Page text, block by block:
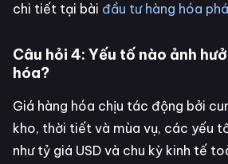
chi tiết tại bài đầu tư hàng hóa
Câu hỏi 4: Yếu tố nào ảnh
hóa?
Giá hàng hóa chịu tác động bởi
kho, thời tiết và mùa vụ, các yếu
như tỷ giá USD và chu kỳ kinh tế